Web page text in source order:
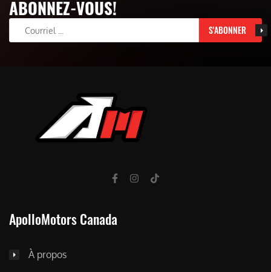
ABONNEZ-VOUS!
S'ABONNER
ApolloMotors Canada
À propos